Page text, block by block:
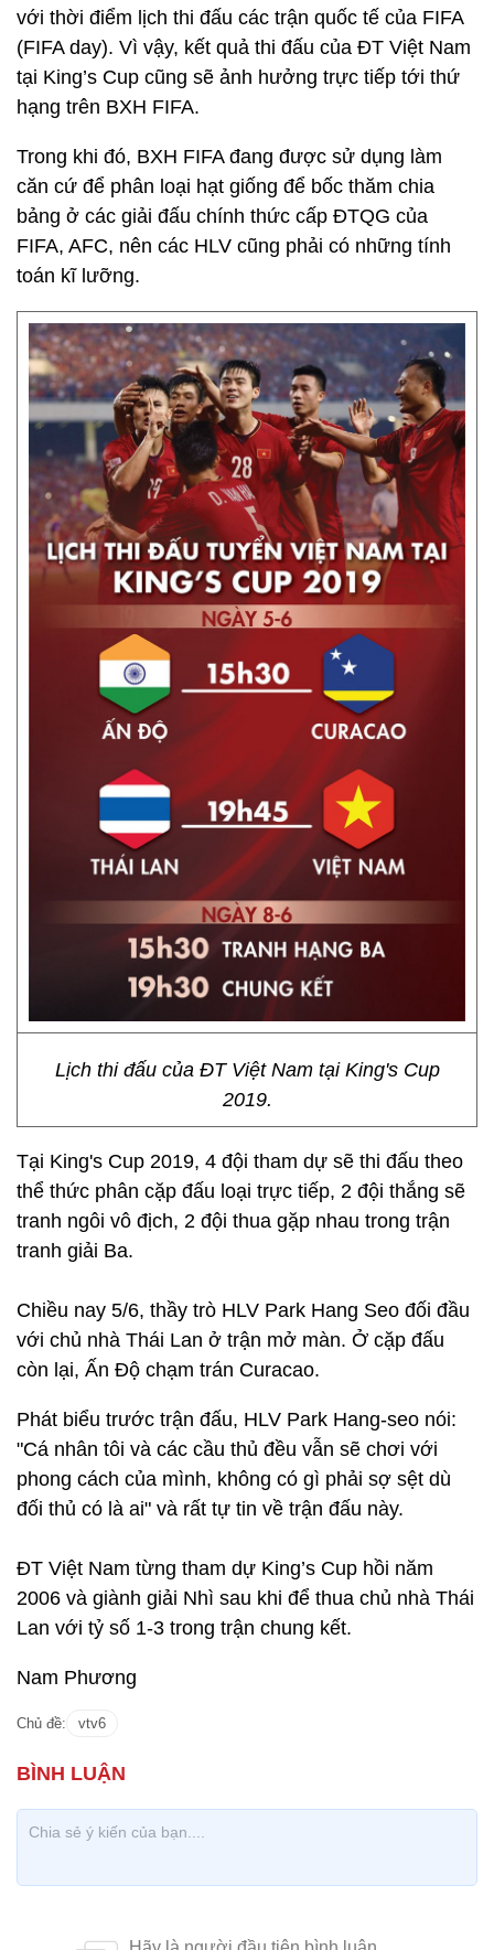
với thời điểm lịch thi đấu các trận quốc tế của FIFA
(FIFA day). Vì vậy, kết quả thi đấu của ĐT Việt Nam
tại King’s Cup cũng sẽ ảnh hưởng trực tiếp tới thứ
hạng trên BXH FIFA.
Trong khi đó, BXH FIFA đang được sử dụng làm
căn cứ để phân loại hạt giống để bốc thăm chia
bảng ở các giải đấu chính thức cấp ĐTQG của
FIFA, AFC, nên các HLV cũng phải có những tính
toán kĩ lưỡng.
Lịch thi đấu của ĐT Việt Nam tại King's Cup
2019.
Tại King's Cup 2019, 4 đội tham dự sẽ thi đấu theo
thể thức phân cặp đấu loại trực tiếp, 2 đội thắng sẽ
tranh ngôi vô địch, 2 đội thua gặp nhau trong trận
tranh giải Ba.
Chiều nay 5/6, thầy trò HLV Park Hang Seo đối đầu
với chủ nhà Thái Lan ở trận mở màn. Ở cặp đấu
còn lại, Ấn Độ chạm trán Curacao.
Phát biểu trước trận đấu, HLV Park Hang-seo nói:
"Cá nhân tôi và các cầu thủ đều vẫn sẽ chơi với
phong cách của mình, không có gì phải sợ sệt dù
đối thủ có là ai" và rất tự tin về trận đấu này.
ĐT Việt Nam từng tham dự King’s Cup hồi năm
2006 và giành giải Nhì sau khi để thua chủ nhà Thái
Lan với tỷ số 1-3 trong trận chung kết.
Nam Phương
Chủ đề: vtv6